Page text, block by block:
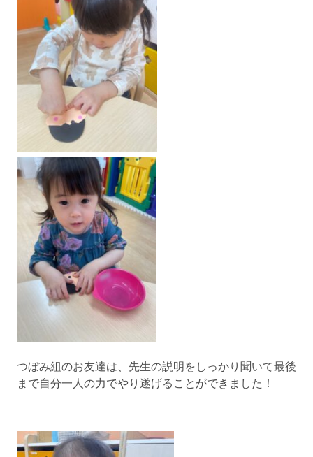
つぼみ組のお友達は、先生の説明をしっかり聞いて最後
まで自分一人の力でやり遂げることができました！